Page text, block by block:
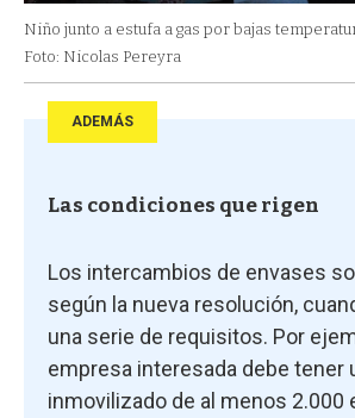
Niño junto a estufa a gas por bajas
Foto: Nicolas Pereyra
ADEMÁS
Las condiciones que rigen
Los intercambios de envases
según la nueva resolución,
una serie de requisitos. Por
empresa interesada debe tener
inmovilizado de al menos 2.000